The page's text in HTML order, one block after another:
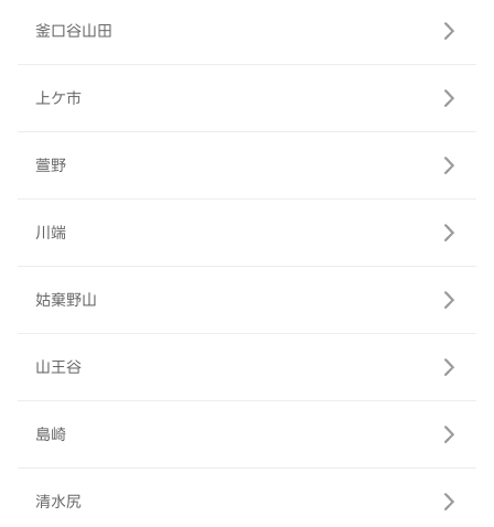
釜口谷山田
上ケ市
萱野
川端
姑棄野山
山王谷
島崎
清水尻